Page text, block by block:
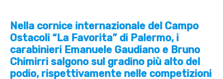
Nella cornice internazionale del Campo
Ostacoli “La Favorita” di Palermo, i
carabinieri Emanuele Gaudiano e Bruno
Chimirri salgono sul gradino più alto del
podio, rispettivamente nelle competizioni